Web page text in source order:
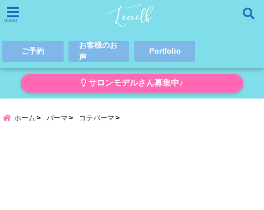
menu
ご予約
お客様のお
声
Portfolio
サロンモデルさん募集中♪
ホーム パーマ コテパーマ